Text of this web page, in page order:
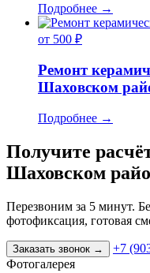
Подробнее →
от 500 ₽
Ремонт
Шаховском
Подробнее →
Получите
Шаховском
Перезвоним за 5 минут.
фотофиксация, готовая
Заказать звонок →
+7
Фотогалерея